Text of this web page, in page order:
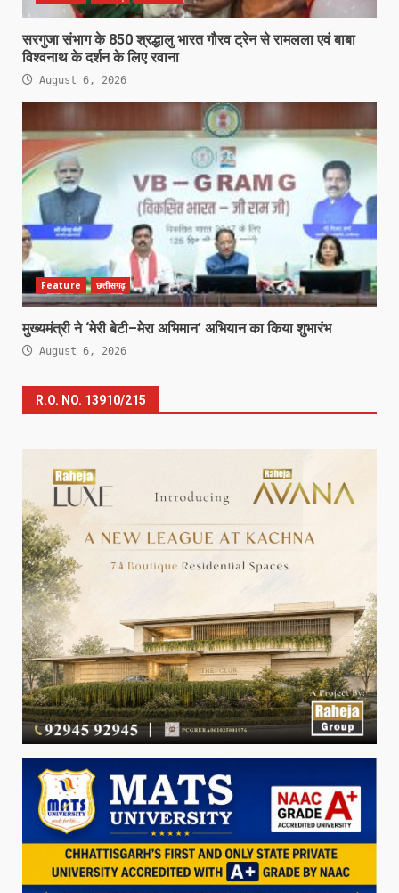
सरगुजा संभाग के 850 श्रद्धालु भारत गौरव ट्रेन से रामलला एवं बाबा
विश्वनाथ के दर्शन के लिए रवाना
August 6, 2026
Feature छत्तीसगढ़
मुख्यमंत्री ने ‘मेरी बेटी–मेरा अभिमान’ अभियान का किया शुभारंभ
August 6, 2026
R.O. NO. 13910/215